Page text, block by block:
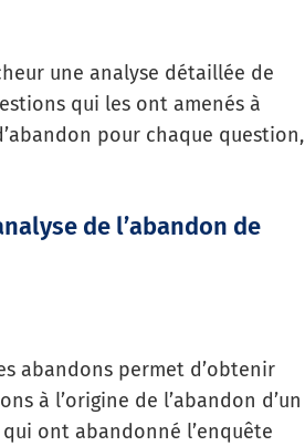
une analyse détaillée de
qui les ont amenés à
pour chaque question,
de l’abandon de
abandons permet d’obtenir
à l’origine de l’abandon d’un
ont abandonné l’enquête